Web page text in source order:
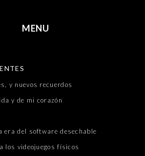
MENU
y nuevos recuerdos
y de mi corazón
era del software desechable
los videojuegos físicos